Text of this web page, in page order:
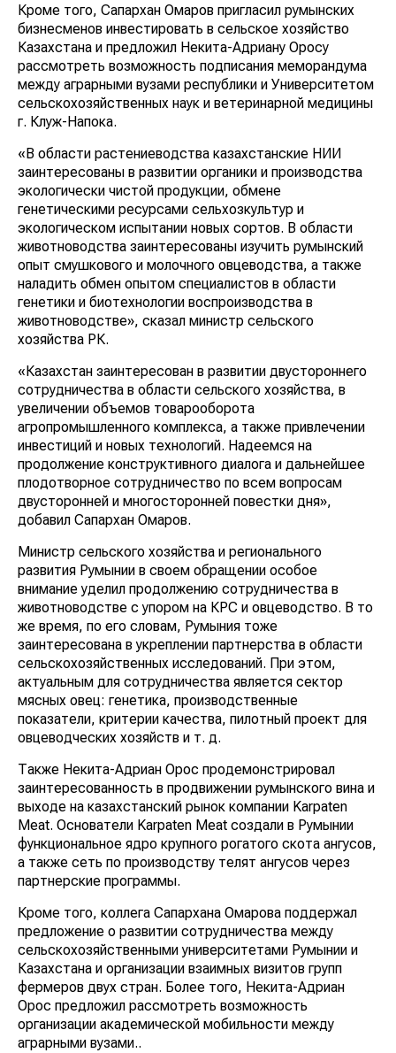
Кроме того, Сапархан Омаров пригласил румынских
бизнесменов инвестировать в сельское хозяйство
Казахстана и предложил Некита-Адриану Ороcу
рассмотреть возможность подписания меморандума
между аграрными вузами республики и Университетом
сельскохозяйственных наук и ветеринарной медицины
г. Клуж-Напока.
«В области растениеводства казахстанские НИИ
заинтересованы в развитии органики и производства
экологически чистой продукции, обмене
генетическими ресурсами сельхозкультур и
экологическом испытании новых сортов. В области
животноводства заинтересованы изучить румынский
опыт смушкового и молочного овцеводства, а также
наладить обмен опытом специалистов в области
генетики и биотехнологии воспроизводства в
животноводстве», сказал министр сельского
хозяйства РК.
«Казахстан заинтересован в развитии двустороннего
сотрудничества в области сельского хозяйства, в
увеличении объемов товарооборота
агропромышленного комплекса, а также привлечении
инвестиций и новых технологий. Надеемся на
продолжение конструктивного диалога и дальнейшее
плодотворное сотрудничество по всем вопросам
двусторонней и многосторонней повестки дня»,
добавил Сапархан Омаров.
Министр сельского хозяйства и регионального
развития Румынии в своем обращении особое
внимание уделил продолжению сотрудничества в
животноводстве с упором на КРС и овцеводство. В то
же время, по его словам, Румыния тоже
заинтересована в укреплении партнерства в области
сельскохозяйственных исследований. При этом,
актуальным для сотрудничества является сектор
мясных овец: генетика, производственные
показатели, критерии качества, пилотный проект для
овцеводческих хозяйств и т. д.
Также Некита-Адриан Ороc продемонстрировал
заинтересованность в продвижении румынского вина и
выходе на казахстанский рынок компании Karpaten
Meat. Основатели Karpaten Meat создали в Румынии
функциональное ядро крупного рогатого скота ангусов,
а также сеть по производству телят ангусов через
партнерские программы.
Кроме того, коллега Сапархана Омарова поддержал
предложение о развитии сотрудничества между
сельскохозяйственными университетами Румынии и
Казахстана и организации взаимных визитов групп
фермеров двух стран. Более того, Некита-Адриан
Ороc предложил рассмотреть возможность
организации академической мобильности между
аграрными вузами..